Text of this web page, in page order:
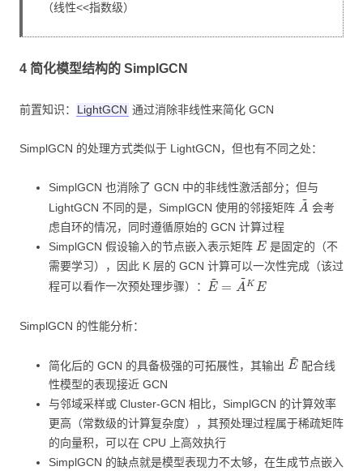
（线性<<指数级）
4 简化模型结构的 SimplGCN
前置知识： LightGCN 通过消除非线性来简化 GCN
SimplGCN 的处理方式类似于 LightGCN，但也有不同之处：
SimplGCN 也消除了 GCN 中的非线性激活部分；但与
LightGCN 不同的是，SimplGCN 使用的邻接矩阵 A 会考
虑自环的情况，同时遵循原始的 GCN 计算过程
SimplGCN 假设输入的节点嵌入表示矩阵 E是固定的（不
需要学习），因此 K 层的 GCN 计算可以一次性完成（该过
程可以看作一次预处理步骤）：
E~ A~K E
SimplGCN 的性能分析：
简化后的 GCN 的具备极强的可拓展性，其输出 E~
配合线
性模型的表现接近 GCN
与邻域采样或 Cluster-GCN 相比，SimplGCN 的计算效率
更高（常数级的计算复杂度），其预处理过程属于稀疏矩阵
的向量积，可以在 CPU 上高效执行
SimplGCN 的缺点就是模型表现力不太够，在生成节点嵌入